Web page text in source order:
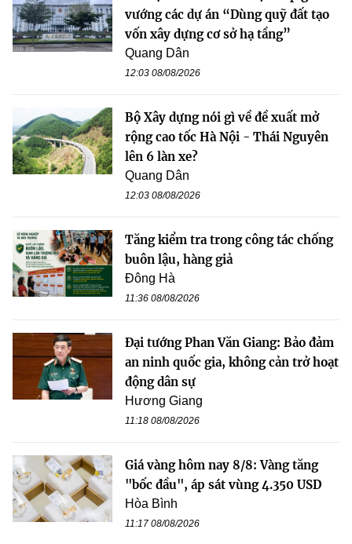
vướng các dự án “Dùng quỹ đất tạo
vốn xây dựng cơ sở hạ tầng”
Quang Dân
12:03 08/08/2026
Bộ Xây dựng nói gì về đề xuất mở
rộng cao tốc Hà Nội - Thái Nguyên
lên 6 làn xe?
Quang Dân
12:03 08/08/2026
Tăng kiểm tra trong công tác chống
buôn lậu, hàng giả
Đông Hà
11:36 08/08/2026
Đại tướng Phan Văn Giang: Bảo đảm
an ninh quốc gia, không cản trở hoạt
động dân sự
Hương Giang
11:18 08/08/2026
Giá vàng hôm nay 8/8: Vàng tăng
"bốc đầu", áp sát vùng 4.350 USD
Hòa Bình
11:17 08/08/2026